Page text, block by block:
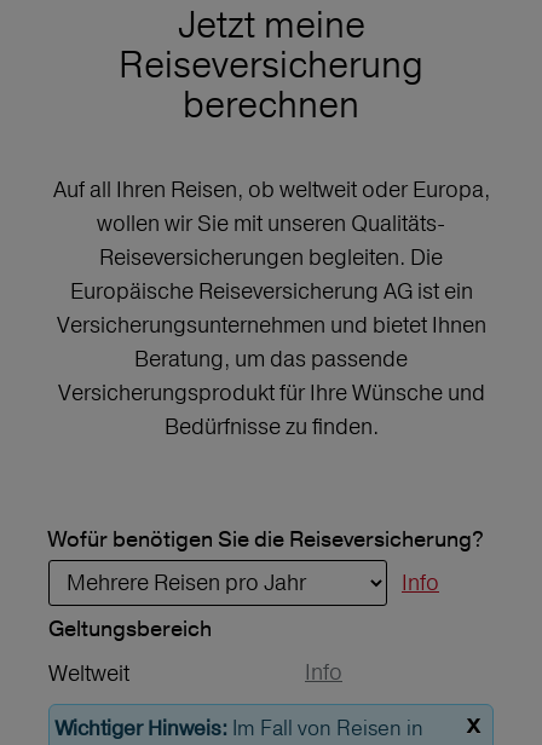
Jetzt meine
Reiseversicherung
berechnen
Auf all Ihren Reisen, ob weltweit oder Europa,
wollen wir Sie mit unseren Qualitäts-
Reiseversicherungen begleiten. Die
Europäische Reiseversicherung AG ist ein
Versicherungsunternehmen und bietet Ihnen
Beratung, um das passende
Versicherungsprodukt für Ihre Wünsche und
Bedürfnisse zu finden.
Wofür benötigen Sie die Reiseversicherung?
Info
Geltungs­bereich
Weltweit
Info
x
Wichtiger Hinweis: Im Fall von Reisen in